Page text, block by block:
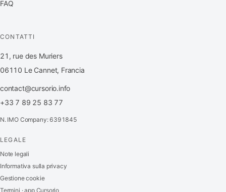
FAQ
CONTATTI
21, rue des Muriers
06110 Le Cannet, Francia
contact@cursorio.info
+33 7 89 25 83 77
N. IMO Company: 6391845
LEGALE
Note legali
Informativa sulla privacy
Gestione cookie
Termini · app Cursorio